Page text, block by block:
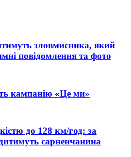
зловмисника, який
повідомлення та фото
кампанію «Це ми»
до 128 км/год: за
сарненчанина